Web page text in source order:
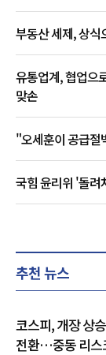
부동산 세제, 상식
유통업계, 협업으
맞손
"오세훈이 공급
국힘 윤리위 '돌려
추천 뉴스
코스피, 개장 상
전환…중동 리스